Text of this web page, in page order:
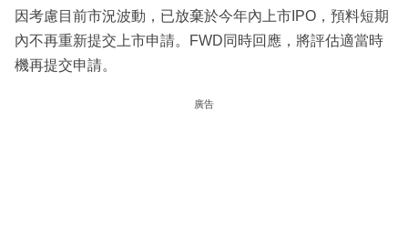
因考慮目前市況波動，已放棄於今年內上市IPO，預料短期
內不再重新提交上市申請。FWD同時回應，將評估適當時
機再提交申請。
廣告